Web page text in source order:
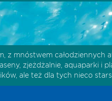
z mnóstwem
zjeżdżalnie, aquaparki i
ale też dla tych nieco